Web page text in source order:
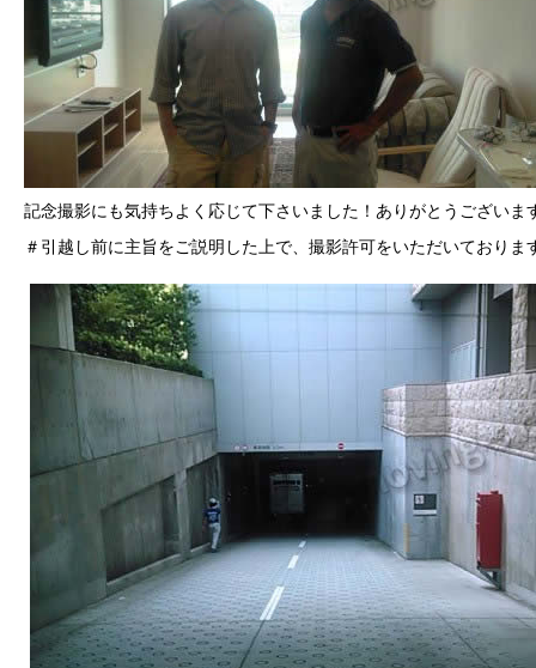
記念撮影にも気持ちよく応じて下さいました！ありがとうございま
＃引越し前に主旨をご説明した上で、撮影許可をいただいておりま